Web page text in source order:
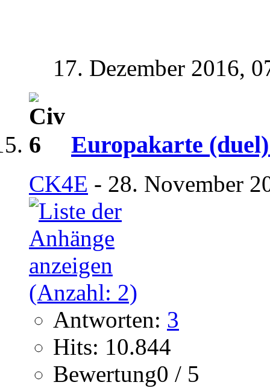
17. Dezember 2016,
Europakarte
CK4E - 28. November
Antworten: 3
Hits: 10.844
Bewertung0 / 5